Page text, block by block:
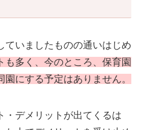
ていましたものの通いはじめ
も多く、今のところ、保育園
にする予定はありません。
・デメリットが出てくるは